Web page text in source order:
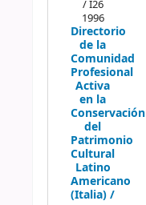
/ I26
1996
Directorio
de la
Comunidad
Profesional
Activa
en la
Conservación
del
Patrimonio
Cultural
Latino
Americano
(Italia) /